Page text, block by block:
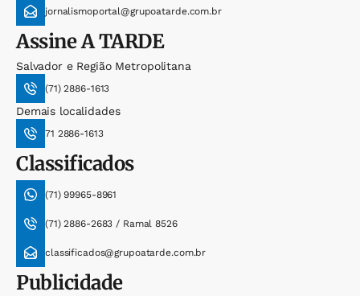
jornalismoportal@grupoatarde.com.br
AssineA TARDE
Salvador e Região Metropolitana
(71) 2886-1613
Demais localidades
71 2886-1613
Classificados
(71) 99965-8961
(71) 2886-2683 / Ramal 8526
classificados@grupoatarde.com.br
Publicidade